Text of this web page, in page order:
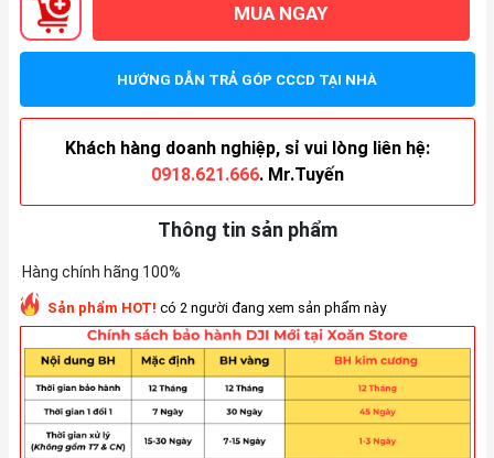
MUA NGAY
HƯỚNG DẪN TRẢ GÓP CCCD TẠI NHÀ
Khách hàng doanh nghiệp, sỉ vui lòng liên hệ:
0918.621.666. Mr.Tuyến
Thông tin sản phẩm
Hàng chính hãng 100%
Sản phẩm HOT! có 2 người đang xem sản phẩm này